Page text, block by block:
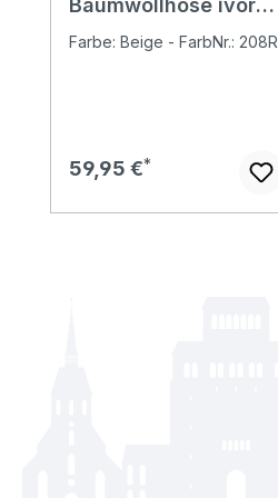
Farbe: Beige - FarbNr.: 208R
Regulärer Preis:
59,95 €